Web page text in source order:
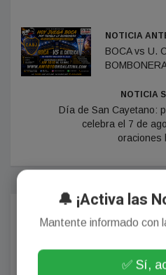
NOTICIA
BOCA vs U.
NOTICIA
Día de San Cayetano:
celebra el 7 de
oraciones
Comentarios
🔔 ¡Activa las
Mantente informado con
✅ Sí,